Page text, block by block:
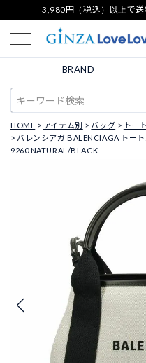
3,980円（税込）以上で
BRAND
HOME アイテム別 バッグ
トー
バレンシアガ BALENCIAGA トー
9260 NATURAL/BLACK